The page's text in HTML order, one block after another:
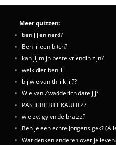
Meer quizzen:
ben jij en nerd?
Ben jij een bitch?
kan jij mijn beste vriendin zijn?
welk dier ben jij
bij wie van th lijk jij??
Wie van Zwadderich date jij?
PAS JIJ BIJ BILL KAULITZ?
wie zyt gy vn de bratzz?
Ben je een echte Jongens gek?
Wat denken anderen over je